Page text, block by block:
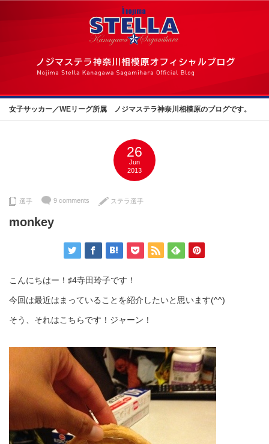
女子サッカー／WEリーグ所属 ノジマステラ神奈川相模原のブログです。
26
Jun
2013
選手 9 comments ステラ選手
monkey
こんにちはー！♯4寺田玲子です！
今回は最近はまっていることを紹介したいと思います(^^)
そう、それはこちらです！ジャーン！